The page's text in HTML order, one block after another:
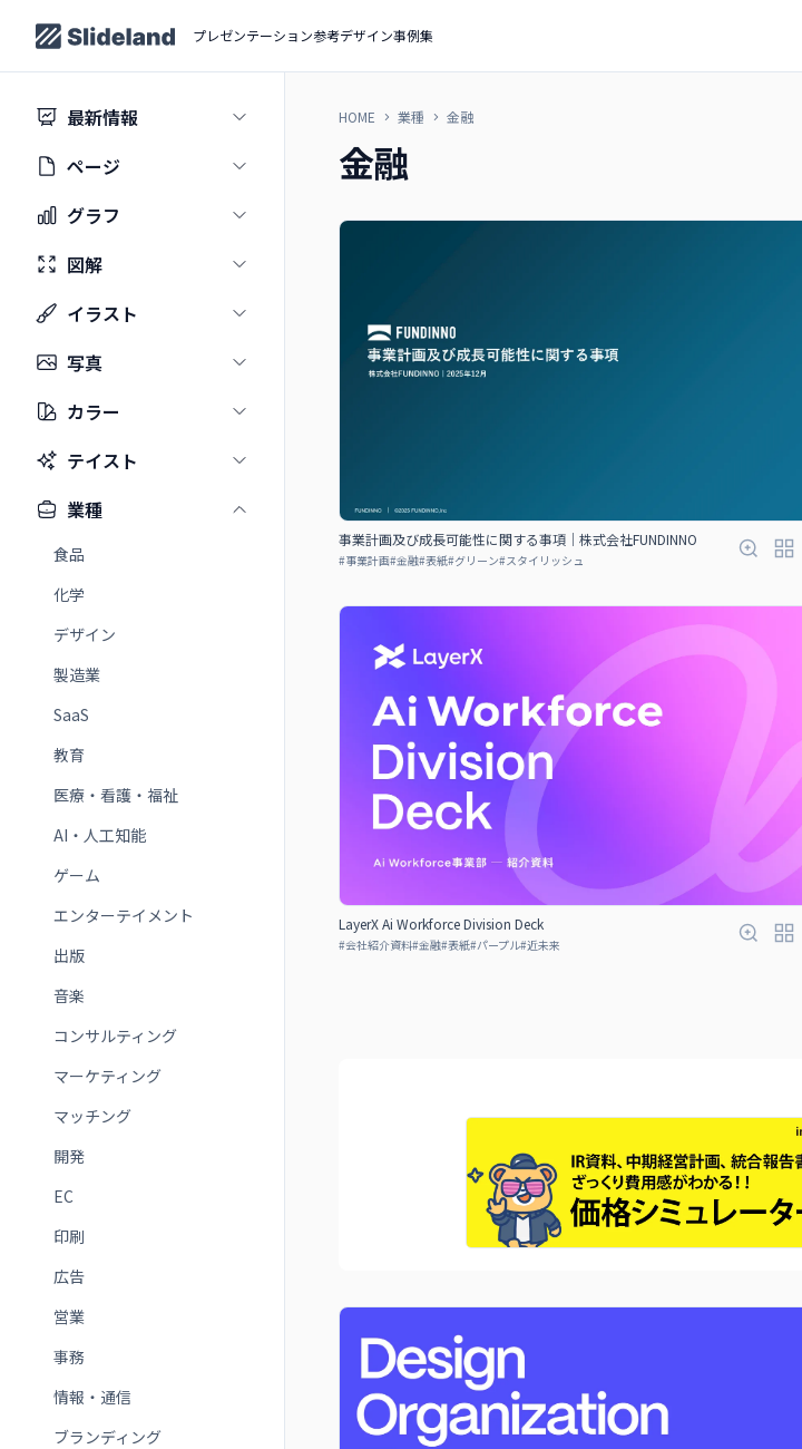
プレゼンテーション参考デザイン事例集
最新情報
ページ
グラフ
図解
イラスト
写真
カラー
テイスト
業種
食品
化学
デザイン
製造業
SaaS
教育
医療・看護・福祉
AI・人工知能
ゲーム
エンターテイメント
出版
音楽
コンサルティング
マーケティング
マッチング
開発
EC
印刷
広告
営業
事務
情報・通信
ブランディング
HOME 業種 金融
金融
事業計画及び成長可能性に関する事項｜株式会社FUNDINNO
#事業計画#金融#表紙#グリーン#スタイリッシュ
LayerX Ai Workforce Division Deck
#会社紹介資料#金融#表紙#パープル#近未来